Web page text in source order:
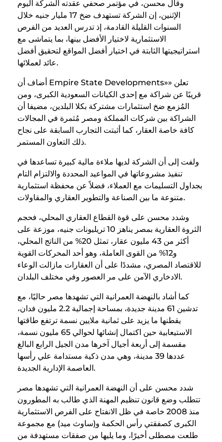
وقال محسن، في مؤتمر صحفي عقدته الشركة اليوم
الإثنين، إن الشركة تستهدف ضخ 17 مليار جنيه خلال
السنوات القليلة القادمة، إذ تدرس العديد من الفرص
الاستثمارية لاختيار الأفضل بينها، بما يتماشى مع
استراتيجيتها الثابتة في اختيار أفضل المواقع لتحقيق أفضل
عائد لعملائها.
أضاف أن Empire State Developments»» تعلن
قريبًا عن شراكة مع إحدى الكيانات السعودية الكبرى، ومن
المُزمع ضخ استثمارات مشتركة بكلا البلدين، مضيفا أن
الشراكة بين شركات المملكة ومصر مُثمرة في المجالات
كافة خاصة العقار، كما أثبتت التجارب السابقة على نجاح
ذلك التعاون المستمر.
ولفت إلى أن الشركة لديها ملاءة مالية كبيرة تساعدها في
تنفيذ مشروعاتها في المواعيد المحددة والالتزام التام
بجداول التسليمات مع العملاء، فضلاً عن محفظة استثمارية
متنوعة ما بين الصناعة والتطوير العقاري والمقاولات.
وشدد محسن على قوة القطاع العقاري المحلي، فحجم
الثروة العقارية بمصر يناهز 10 تريليونات جنيه، موزعة على
أكثر من 43 مليون عقار، تمثل 20% من الناتج المحلي،
و12% من القوى العاملة، وهو أحد المحركات القوية
للاقتصاد المصري، مشددًا على أن العقارات مازالت الوعاء
الادخاري الآمن على مر العصور وفي مختلف البلدان.
كما أشاد بالنهضة العمرانية التي تشهدها مصر حاليًا، مع
تدشين 61 مدينة جديدة، بمساحة إجمالية 2.2 مليون فدان،
يقطنها ما يزيد على ثمانية ملايين نسمة ترتفع طاقتها
الاستيعابية حين اكتمال إنشائها لحوالي 65 مليون نسمة،
مقسمة إلى أربعة أجيال آخرها مدن الجيل الرابع البالغ
عددها 39 مدينة، وهي مدن ذكية مستدامة علي رأسها
العاصمة الإدارية الجديدة.
شدد محسن على أن النهضة العمرانية التي تشهدها مصر
تتطلب وضع قانون تنظيم المهنة الذي طالب به المطورون
منذ 2008 خاصة في ظل الانفتاح على الفرص الاستثمارية
الكبرى كصفقتي رأس الحكمة و(ساوث ميد) مع مجموعة
طلعت مصطلى أخيرًا، وما يليها من صفقات مستهدفة من